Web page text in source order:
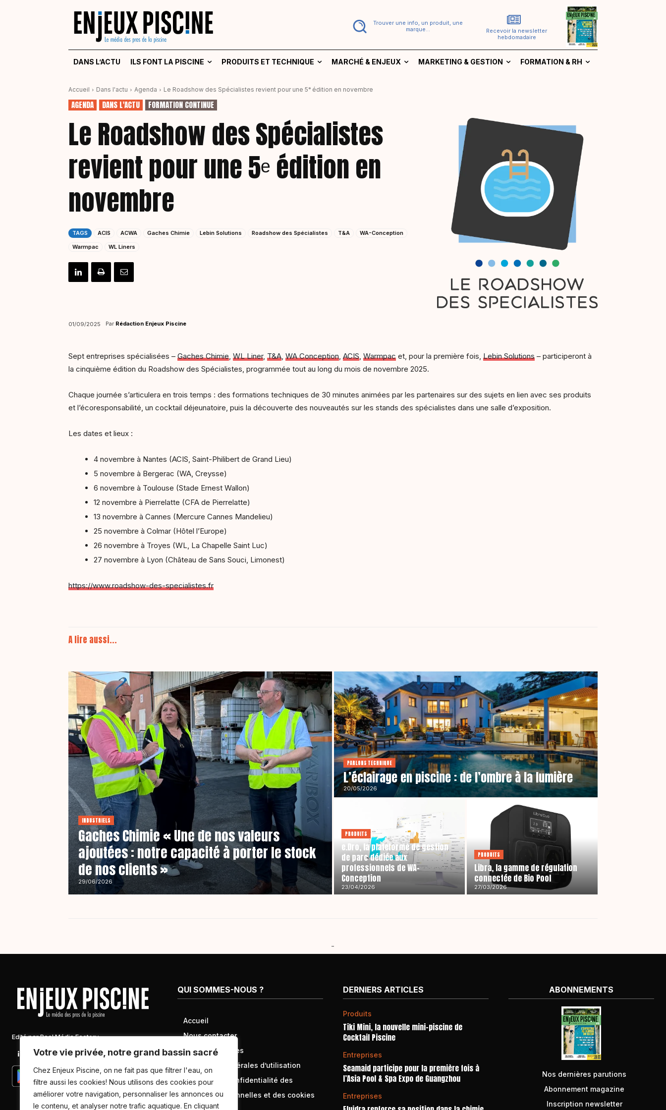
Votre vie privée, notre grand bassin sacré
Chez Enjeux Piscine, on ne fait pas que filtrer l'eau, on
filtre aussi les cookies! Nous utilisons des cookies pour
améliorer votre navigation, personnaliser les annonces ou
le contenu, et analyser notre trafic aquatique. En cliquant
Trouver une info, un produit, une
marque...
Recevoir la newsletter
hebdomadaire
DANS L’ACTU ILS FONT LA PISCINE PRODUITS ET TECHNIQUE MARCHÉ & ENJEUX MARKETING & GESTION FORMATION & RH
Accueil Dans l'actu Agenda Le Roadshow des Spécialistes revient pour une 5ᵉ édition en novembre
AGENDA DANS L'ACTU FORMATION CONTINUE
Le Roadshow des Spécialistes
revient pour une 5ᵉ édition en
novembre
TAGS ACIS ACWA Gaches Chimie Lebin Solutions Roadshow des Spécialistes T&A
WA-Conception
Warmpac
WL Liners
01/09/2025 Par Rédaction Enjeux Piscine
Sept entreprises spécialisées – Gaches Chimie, WL Liner, T&A, WA Conception, ACIS, Warmpac et, pour la première fois, Lebin Solutions – participeront à
la cinquième édition du Roadshow des Spécialistes, programmée tout au long du mois de novembre 2025.
Chaque journée s’articulera en trois temps : des formations techniques de 30 minutes animées par les partenaires sur des sujets en lien avec ses produits
et l’écoresponsabilité, un cocktail déjeunatoire, puis la découverte des nouveautés sur les stands des spécialistes dans une salle d’exposition.
Les dates et lieux :
4 novembre à Nantes (ACIS, Saint-Philibert de Grand Lieu)
5 novembre à Bergerac (WA, Creysse)
6 novembre à Toulouse (Stade Ernest Wallon)
12 novembre à Pierrelatte (CFA de Pierrelatte)
13 novembre à Cannes (Mercure Cannes Mandelieu)
25 novembre à Colmar (Hôtel l’Europe)
26 novembre à Troyes (WL, La Chapelle Saint Luc)
27 novembre à Lyon (Château de Sans Souci, Limonest)
https://www.roadshow-des-specialistes.fr
A lire aussi...
INDUSTRIELS
Gaches Chimie « Une de nos valeurs
ajoutées : notre capacité à porter le stock
de nos clients »
29/06/2026
PARLONS TECHNIQUE
L’éclairage en piscine : de l’ombre à la lumière
20/05/2026
PRODUITS
e.Dro, la plateforme de gestion
de parc dédiée aux
professionnels de WA-
Conception
23/04/2026
PRODUITS
Libra, la gamme de régulation
connectée de Bio Pool
27/03/2026
-
Edité par Pool Média Factory
Linkedin Newsletter
QUI SOMMES-NOUS ?
Accueil
Nous contacter
Mentions légales
Conditions générales d’utilisation
Politique de confidentialité des
données personnelles et des cookies
DERNIERS ARTICLES
Produits
Tiki Mini, la nouvelle mini-piscine de
Cocktail Piscine
Entreprises
Seamaid participe pour la première fois à
l’Asia Pool & Spa Expo de Guangzhou
Entreprises
ABONNEMENTS
Nos dernières parutions
Abonnement magazine
Inscription newsletter